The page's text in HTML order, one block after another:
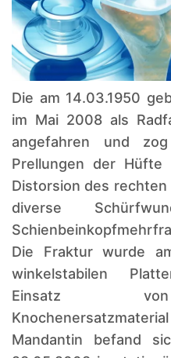
Die am 14.03.1950
im Mai 2008 als
angefahren und
Prellungen der
Distorsion des
diverse
Die Fraktur wurde
winkelstabilen
Einsatz von
Mandantin befand